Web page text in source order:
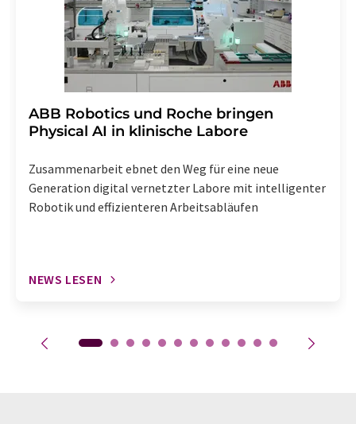
enthalten.
​​​​​​​ABB Robotics und Roche bringen
Physical AI in klinische Labore
Zusammenarbeit ebnet den Weg für eine neue
Generation digital vernetzter Labore mit intelligenter
Robotik und effizienteren Arbeitsabläufen
NEWS LESEN